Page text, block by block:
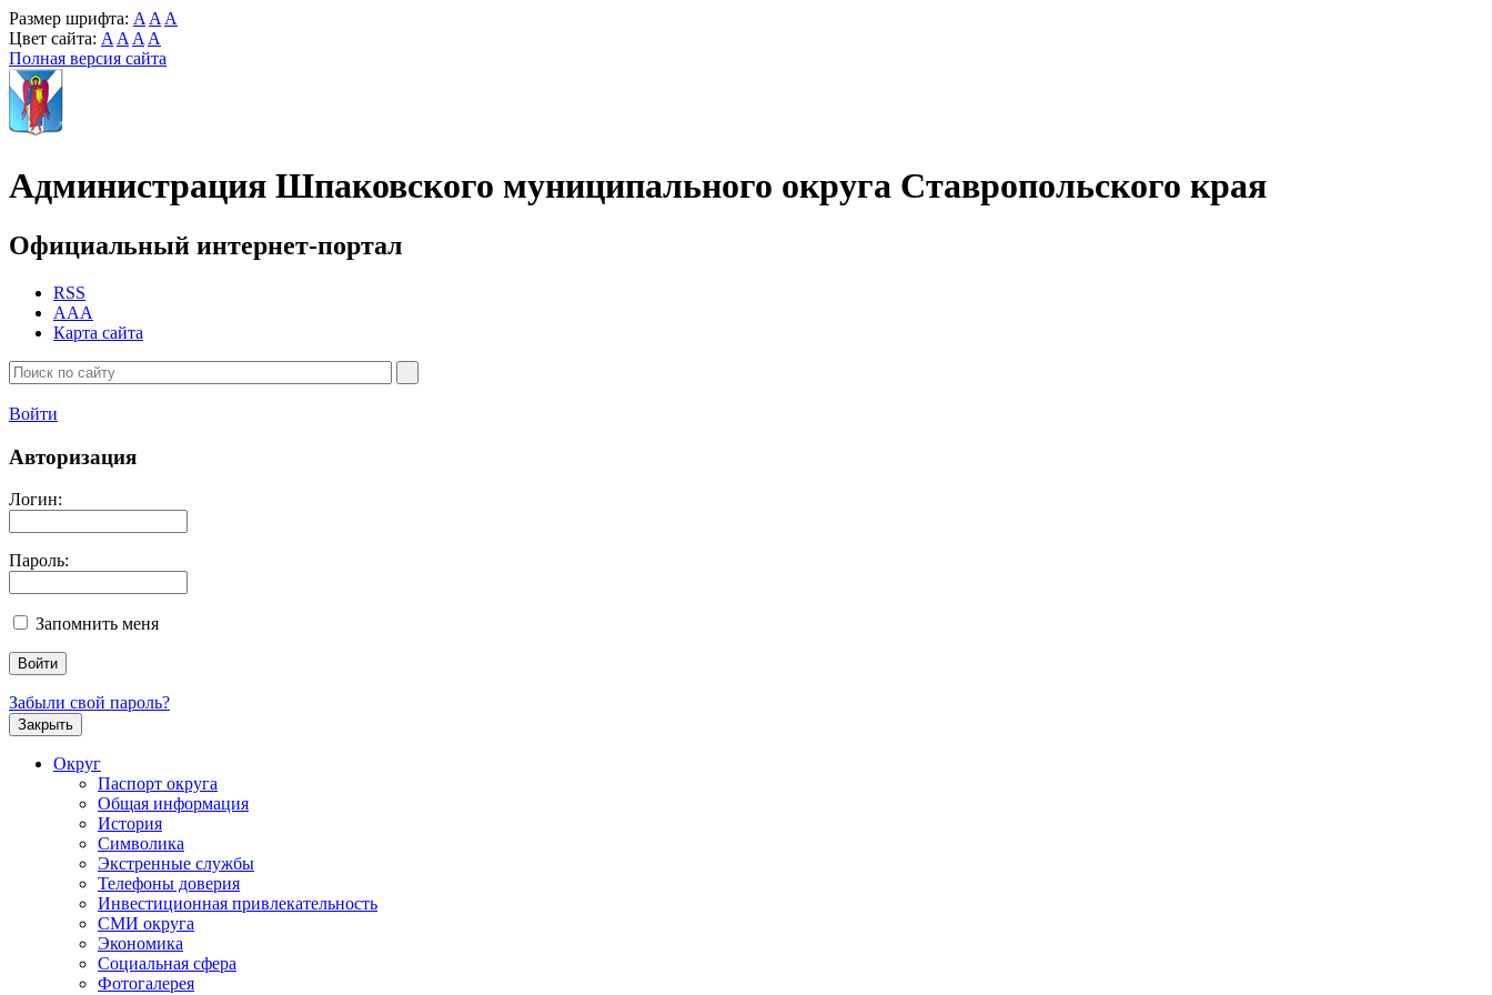
Размер шрифта: A A A
Цвет сайта: A A A A
Полная версия сайта
Администрация Шпаковского муниципального округа Ставропольского края
Официальный интернет-портал
RSS
AAA
Карта сайта
Войти
Авторизация
Логин:
Пароль:
Запомнить меня
Забыли свой пароль?
Закрыть
Округ
Паспорт округа
Общая информация
История
Символика
Экстренные службы
Телефоны доверия
Инвестиционная привлекательность
СМИ округа
Экономика
Социальная сфера
Фотогалерея